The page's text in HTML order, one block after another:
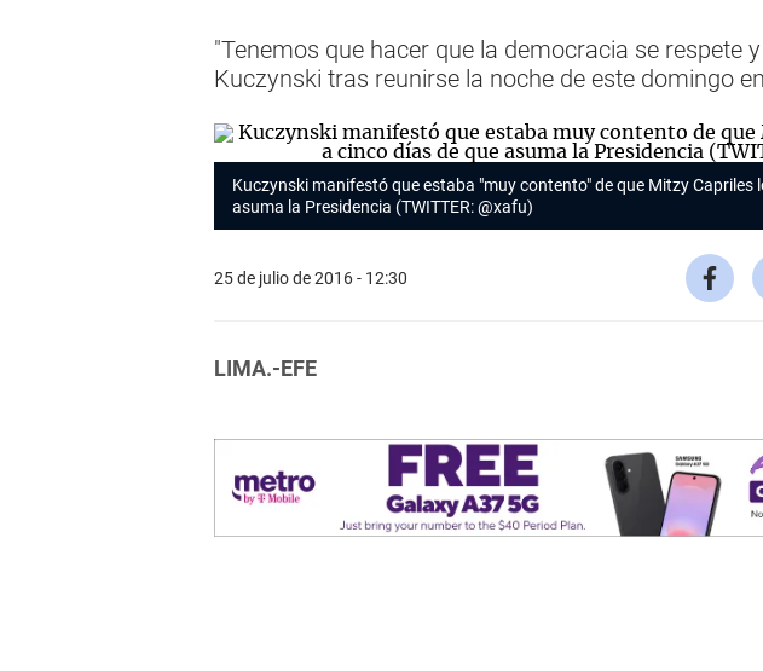
"Tenemos que hacer que la democracia se respete
Kuczynski tras reunirse la noche de este domingo
Kuczynski manifestó que estaba "muy contento" de que Mitzy Capriles
asuma la Presidencia (TWITTER: @xafu)
25 de julio de 2016 - 12:30
LIMA.-EFE